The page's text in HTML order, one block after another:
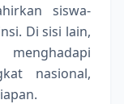
siswa-
Di sisi lain,
nasional,